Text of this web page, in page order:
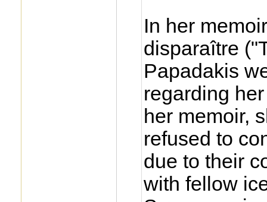
In her
disparaître
Papadakis
regarding
her memoir,
refused to
due to their
with fellow